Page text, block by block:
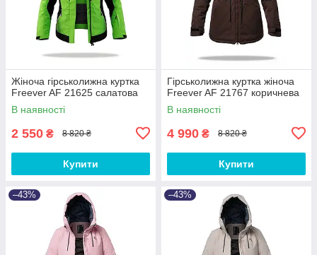
Жіноча гірськолижна куртка
Freever AF 21625 салатова
В наявності
2 550 ₴ 8 820 ₴
Купити
Гірськолижна куртка жіноча
Freever AF 21767 коричнева
В наявності
4 990 ₴ 8 820 ₴
Купити
–43% –43%